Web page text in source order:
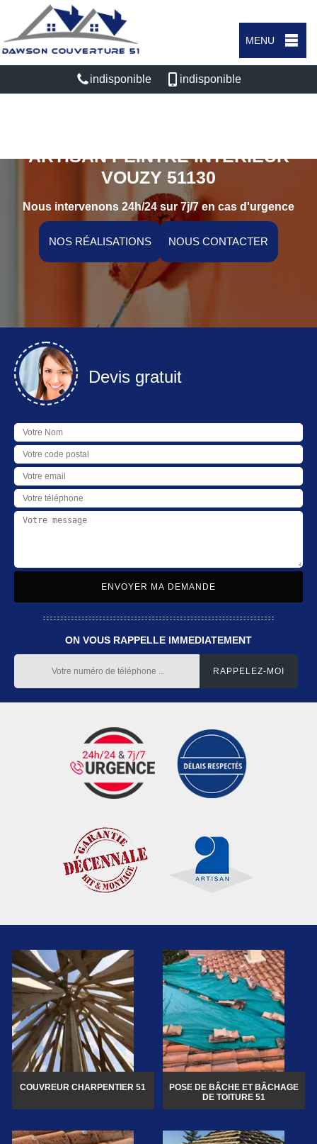
MENU
indisponible indisponible
ARTISAN PEINTRE INTÉRIEUR
VOUZY 51130
Nous intervenons 24h/24 sur 7j/7 en cas d'urgence
NOS RÉALISATIONS NOUS CONTACTER
Devis gratuit
ON VOUS RAPPELLE IMMEDIATEMENT
COUVREUR CHARPENTIER 51
POSE DE BÂCHE ET BÂCHAGE
DE TOITURE 51